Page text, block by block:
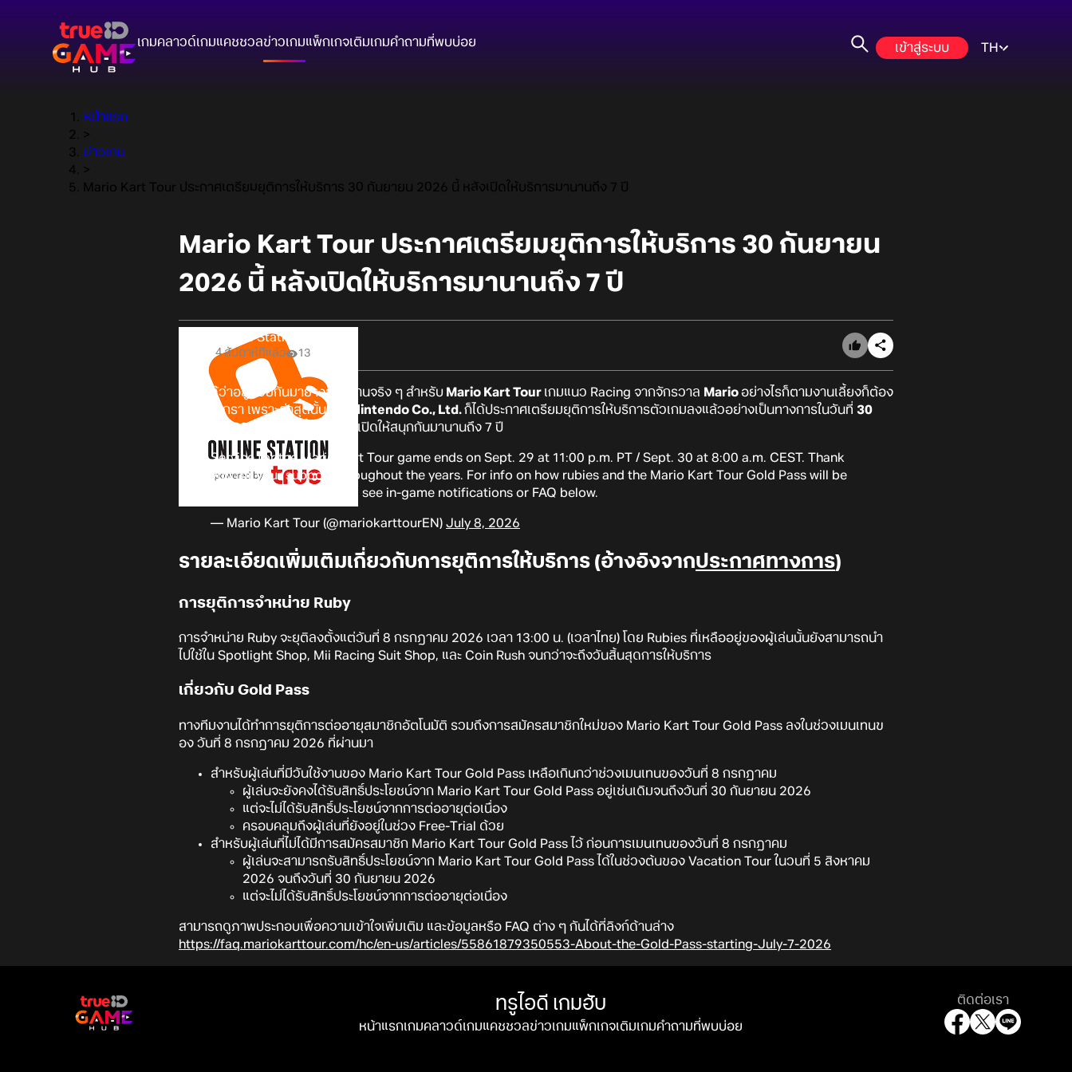
เกมคลาวด์เกมแคชชวลข่าวเกมแพ็กเกจเติมเกมคำถามที่พบบ่อย เข้าสู่ระบบ TH
หน้าแรก
>
ข่าวเกม
>
Mario Kart Tour ประกาศเตรียมยุติการให้บริการ 30 กันยายน 2026 นี้ หลังเปิดให้บริการมานานถึง 7 ปี
Mario Kart Tour ประกาศเตรียมยุติการให้บริการ 30 กันยายน
2026 นี้ หลังเปิดให้บริการมานานถึง 7 ปี
Online Station
4 สัปดาห์ที่แล้ว 13
เรียกได้ว่าอยู่ด้วยกันมาย่างยาวนานจริง ๆ สำหรับ Mario Kart Tour เกมแนว Racing จากจักรวาล Marioอย่างไรก็ตามงานเลี้ยงก็ต้อง
มีวันที่เลิกรา เพราะล่าสุดนั้นทาง
Nintendo Co., Ltd.ก็ได้ประกาศเตรียมยุติการให้บริการตัวเกมลงแล้วอย่างเป็นทางการในวันที่ 30
กันยายน 2026
ที่จะถึงนี้ หลังจากเปิดให้สนุกกันมานานถึง 7 ปี
Service for the Mario Kart Tour game ends on Sept. 29 at 11:00 p.m. PT / Sept. 30 at 8:00 a.m. CEST. Thank
you for your support throughout the years. For info on how rubies and the Mario Kart Tour Gold Pass will be
handled moving forward, see in-game notifications or FAQ below.
— Mario Kart Tour (@mariokarttourEN) July 8, 2026
รายละเอียดเพิ่มเติมเกี่ยวกับการยุติการให้บริการ (อ้างอิงจากประกาศทางการ)
การยุติการจำหน่าย Ruby
การจำหน่าย Ruby จะยุติลงตั้งแต่วันที่ 8 กรกฎาคม 2026 เวลา 13:00 น. (เวลาไทย) โดย Rubies ที่เหลืออยู่ของผู้เล่นนั้นยังสามารถนำ
ไปใช้ใน Spotlight Shop, Mii Racing Suit Shop, และ Coin Rush จนกว่าจะถึงวันสิ้นสุดการให้บริการ
เกี่ยวกับ Gold Pass
ทางทีมงานได้ทำการยุติการต่ออายุสมาชิกอัตโนมัติ รวมถึงการสมัครสมาชิกใหม่ของ Mario Kart Tour Gold Pass ลงในช่วงเมนเทนข
อง วันที่ 8 กรกฎาคม 2026 ที่ผ่านมา
สำหรับผู้เล่นที่มีวันใช้งานของ Mario Kart Tour Gold Pass เหลือเกินกว่าช่วงเมนเทนของวันที่ 8 กรกฎาคม
ผู้เล่นจะยังคงได้รับสิทธิ์ประโยชน์จาก Mario Kart Tour Gold Pass อยู่เช่นเดิมจนถึงวันที่ 30 กันยายน 2026
แต่จะไม่ได้รับสิทธิ์ประโยชน์จากการต่ออายุต่อเนื่อง
ครอบคลุมถึงผู้เล่นที่ยังอยู่ในช่วง Free-Trial ด้วย
สำหรับผู้เล่นที่ไม่ได้มีการสมัครสมาชิก Mario Kart Tour Gold Pass ไว้ ก่อนการเมนเทนของวันที่ 8 กรกฎาคม
ผู้เล่นจะสามารถรับสิทธิ์ประโยชน์จาก Mario Kart Tour Gold Pass ได้ในช่วงต้นของ Vacation Tour ในวนที่ 5 สิงหาคม
2026 จนถึงวันที่ 30 กันยายน 2026
แต่จะไม่ได้รับสิทธิ์ประโยชน์จากการต่ออายุต่อเนื่อง
สามารถดูภาพประกอบเพื่อความเข้าใจเพิ่มเติม และข้อมูลหรือ FAQ ต่าง ๆ กันได้ที่ลิงก์ด้านล่าง
https://faq.mariokarttour.com/hc/en-us/articles/55861879350553-About-the-Gold-Pass-starting-July-7-2026
ทรูไอดี เกมฮับ
หน้าแรกเกมคลาวด์เกมแคชชวลข่าวเกมแพ็กเกจเติมเกมคำถามที่พบบ่อย
ติดต่อเรา